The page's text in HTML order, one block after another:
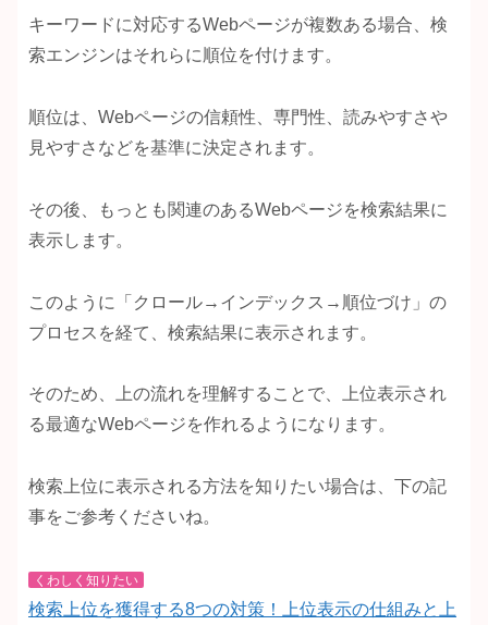
キーワードに対応するWebページが複数ある場合、検
索エンジンはそれらに順位を付けます。
順位は、Webページの信頼性、専門性、読みやすさや
見やすさなどを基準に決定されます。
その後、もっとも関連のあるWebページを検索結果に
表示します。
このように「クロール→インデックス→順位づけ」の
プロセスを経て、検索結果に表示されます。
そのため、上の流れを理解することで、上位表示され
る最適なWebページを作れるようになります。
検索上位に表示される方法を知りたい場合は、下の記
事をご参考くださいね。
くわしく知りたい
検索上位を獲得する8つの対策！上位表示の仕組みと上